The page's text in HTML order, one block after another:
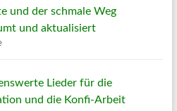
und der schmale Weg
und aktualisiert
Lieder für die
und die Konfi-Arbeit